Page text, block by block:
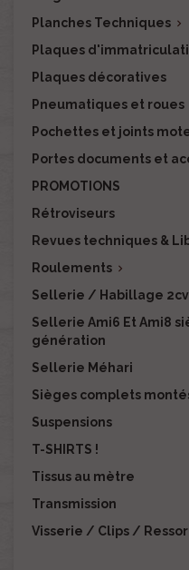
Planches Techniques 
Plaques
Plaques décoratives
Pneumatiques et roues
Pochettes et joints
Portes documents et
PROMOTIONS
Rétroviseurs
Revues techniques &
Roulements 
Sellerie / Habillage 2cv
Sellerie Ami6 Et Ami8
génération
Sellerie Méhari
Sièges complets
Suspensions
T-SHIRTS !
Tissus au mètre
Transmission
Visserie / Clips /